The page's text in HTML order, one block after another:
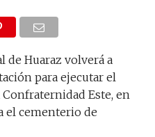
de Huaraz volverá a
para ejecutar el
Este, en
el cementerio de